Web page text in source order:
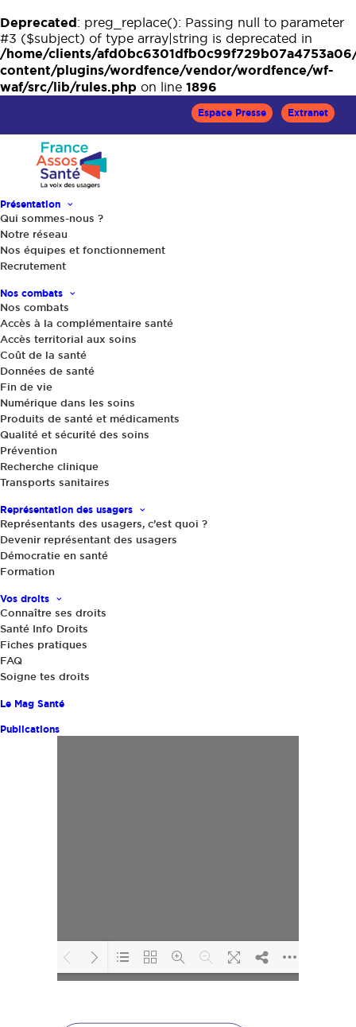
Deprecated: preg_replace(): Passing null to parameter
#3 ($subject) of type array|string is deprecated in
/home/clients/
content/plugins/wordfence/vendor/wordfence/wf-
waf/src/lib/rules.php on line 1896
Espace Presse Extranet
Présentation
Qui sommes-nous ?
Notre réseau
Nos équipes et fonctionnement
Recrutement
Nos combats
Nos combats
Accès à la complémentaire santé
Accès territorial aux soins
Coût de la santé
Données de santé
Fin de vie
Numérique dans les soins
Produits de santé et médicaments
Qualité et sécurité des soins
Prévention
Recherche clinique
Transports sanitaires
Représentation des usagers
Représentants des usagers, c’est quoi ?
Devenir représentant des usagers
Démocratie en santé
Formation
Vos droits
Connaître ses droits
Santé Info Droits
Fiches pratiques
FAQ
Soigne tes droits
Le Mag Santé
Publications
Observatoire sur les
droits des malades,
rapport 2014 de Santé